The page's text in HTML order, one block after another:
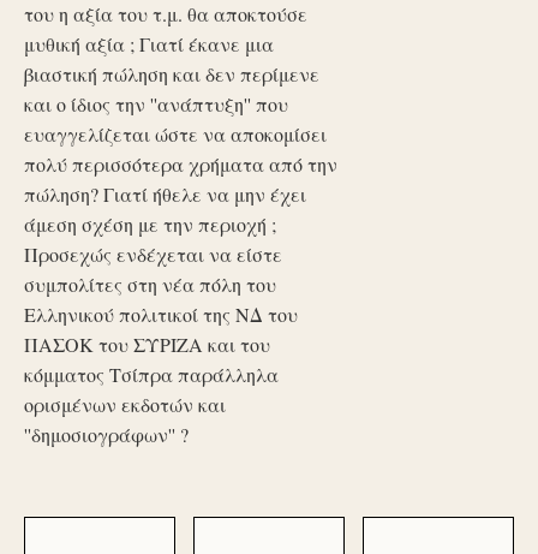
του η αξία του τ.μ. θα αποκτούσε
μυθική αξία ; Γιατί έκανε μια
βιαστική πώληση και δεν περίμενε
και ο ίδιος την ''ανάπτυξη'' που
ευαγγελίζεται ώστε να αποκομίσει
πολύ περισσότερα χρήματα από την
πώληση? Γιατί ήθελε να μην έχει
άμεση σχέση με την περιοχή ;
Προσεχώς ενδέχεται να είστε
συμπολίτες στη νέα πόλη του
Ελληνικού πολιτικοί της ΝΔ του
ΠΑΣΟΚ του ΣΥΡΙΖΑ και του
κόμματος Τσίπρα παράλληλα
ορισμένων εκδοτών και
''δημοσιογράφων'' ?